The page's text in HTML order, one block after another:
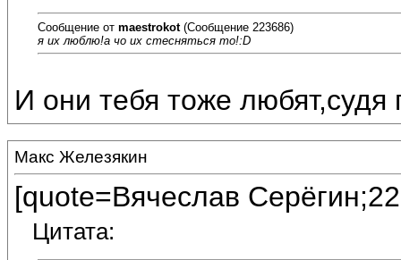
Сообщение от maestrokot(Сообщение 223686)
я их люблю!а чо их стесняться то!:D
И они тебя тоже любят,судя
Макс Железякин
[quote=Вячеслав
Цитата: